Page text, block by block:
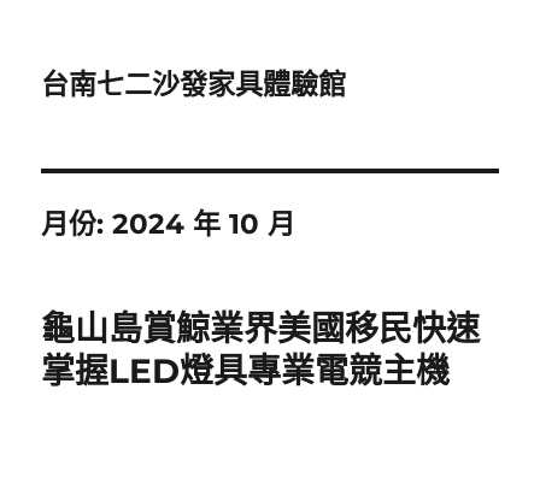
台南七二沙發家具體驗館
月份:2024 年 10 月
龜山島賞鯨業界美國移民快速
掌握LED燈具專業電競主機